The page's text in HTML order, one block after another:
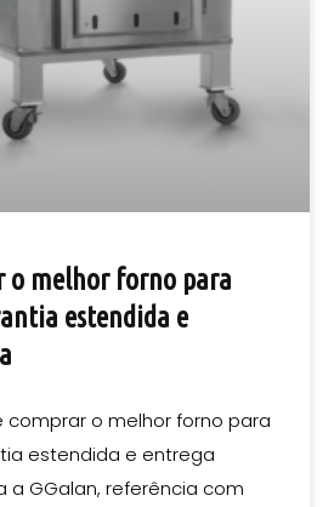
o melhor forno para
estendida e
comprar o melhor forno para
estendida e entrega
a GGalan, referência com